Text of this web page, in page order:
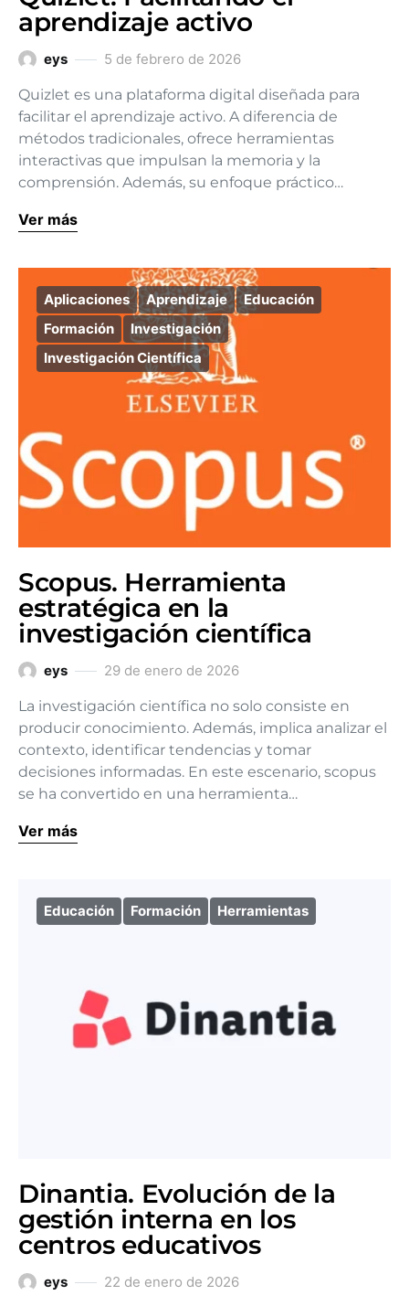
aprendizaje activo
eys 5 de febrero de 2026
Quizlet es una plataforma digital diseñada para
facilitar el aprendizaje activo. A diferencia de
métodos tradicionales, ofrece herramientas
interactivas que impulsan la memoria y la
comprensión. Además, su enfoque práctico…
Ver más
Aplicaciones Aprendizaje
Educación
Formación
Investigación
Investigación Científica
Scopus. Herramienta
estratégica en la
investigación científica
eys 29 de enero de 2026
La investigación científica no solo consiste en
producir conocimiento. Además, implica analizar el
contexto, identificar tendencias y tomar
decisiones informadas. En este escenario, scopus
se ha convertido en una herramienta…
Ver más
Educación Formación Herramientas
Dinantia. Evolución de la
gestión interna en los
centros educativos
eys 22 de enero de 2026